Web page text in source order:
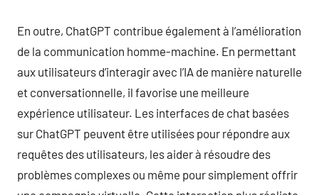
En outre, ChatGPT contribue également à l’amélioration
de la communication homme-machine. En permettant
aux utilisateurs d’interagir avec l’IA de manière naturelle
et conversationnelle, il favorise une meilleure
expérience utilisateur. Les interfaces de chat basées
sur ChatGPT peuvent être utilisées pour répondre aux
requêtes des utilisateurs, les aider à résoudre des
problèmes complexes ou même pour simplement offrir